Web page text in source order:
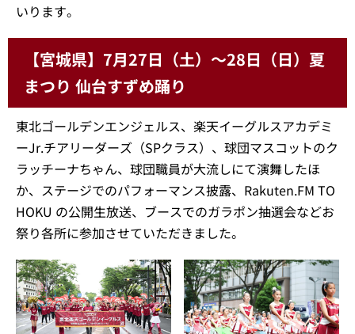
いります。
【宮城県】7月27日（土）～28日（日）夏
まつり 仙台すずめ踊り
東北ゴールデンエンジェルス、楽天イーグルスアカデミ
ーJr.チアリーダーズ（SPクラス）、球団マスコットのク
ラッチーナちゃん、球団職員が大流しにて演舞したほ
か、ステージでのパフォーマンス披露、Rakuten.FM TO
HOKU の公開生放送、ブースでのガラポン抽選会などお
祭り各所に参加させていただきました。